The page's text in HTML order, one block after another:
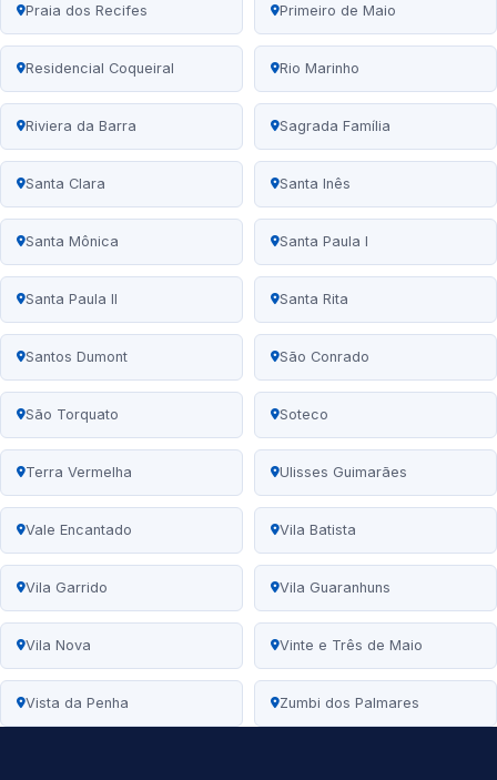
Praia dos Recifes Primeiro de Maio
Residencial Coqueiral Rio Marinho
Riviera da Barra Sagrada Família
Santa Clara Santa Inês
Santa Mônica Santa Paula I
Santa Paula II Santa Rita
Santos Dumont São Conrado
São Torquato Soteco
Terra Vermelha Ulisses Guimarães
Vale Encantado Vila Batista
Vila Garrido Vila Guaranhuns
Vila Nova Vinte e Três de Maio
Vista da Penha Zumbi dos Palmares